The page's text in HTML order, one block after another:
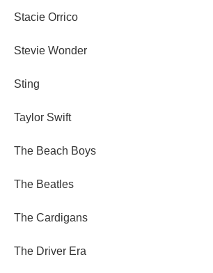
Stacie Orrico
Stevie Wonder
Sting
Taylor Swift
The Beach Boys
The Beatles
The Cardigans
The Driver Era